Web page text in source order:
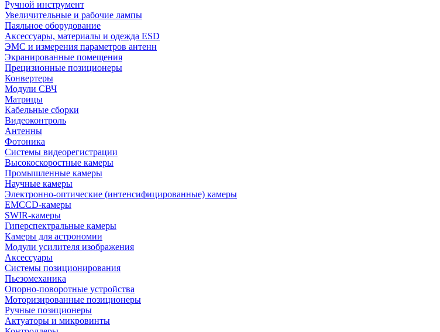
Ручной инструмент
Увеличительные и рабочие лампы
Паяльное оборудование
Аксессуары, материалы и одежда ESD
ЭМС и измерения параметров антенн
Экранированные помещения
Прецизионные позиционеры
Конвертеры
Модули СВЧ
Матрицы
Кабельные сборки
Видеоконтроль
Антенны
Фотоника
Cистемы видеорегистрации
Высокоскоростные камеры
Промышленные камеры
Научные камеры
Электронно-оптические (интенсифицированные) камеры
EMCCD-камеры
SWIR-камеры
Гиперспектральные камеры
Камеры для астрономии
Модули усилителя изображения
Аксессуары
Системы позиционирования
Пьезомеханика
Опорно-поворотные устройства
Моторизированные позиционеры
Ручные позиционеры
Актуаторы и микровинты